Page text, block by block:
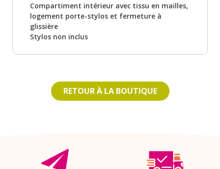
Compartiment intérieur avec tissu en mailles,
logement porte-stylos et fermeture à
glissière
Stylos non inclus
RETOUR À LA BOUTIQUE